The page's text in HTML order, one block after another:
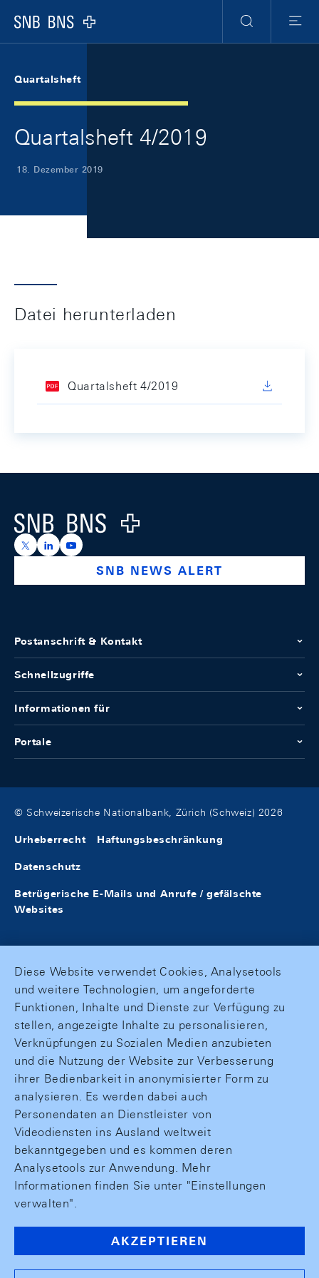
Logo
Suche
Menu
Quartalsheft
Quartalsheft 4/2019
18. Dezember 2019
Datei herunterladen
Quartalsheft 4/2019
Logo
https://x.com/snb_bns
https://ch.linkedin.com/company/swiss-national-
https://www.youtube.com/@swissnationalbank
SNB NEWS ALERT
Postanschrift & Kontakt
Schnellzugriffe
Informationen für
Portale
© Schweizerische Nationalbank, Zürich (Schweiz) 2026
Urheberrecht Haftungsbeschränkung
Datenschutz
Betrügerische E-Mails und Anrufe / gefälschte
Websites
Diese Website verwendet Cookies, Analysetools
und weitere Technologien, um angeforderte
Funktionen, Inhalte und Dienste zur Verfügung zu
stellen, angezeigte Inhalte zu personalisieren,
Verknüpfungen zu Sozialen Medien anzubieten
und die Nutzung der Website zur Verbesserung
ihrer Bedienbarkeit in anonymisierter Form zu
analysieren. Es werden dabei auch
Personendaten an Dienstleister von
Videodiensten ins Ausland weltweit
bekanntgegeben und es kommen deren
Analysetools zur Anwendung. Mehr
Informationen finden Sie unter "Einstellungen
verwalten".
AKZEPTIEREN